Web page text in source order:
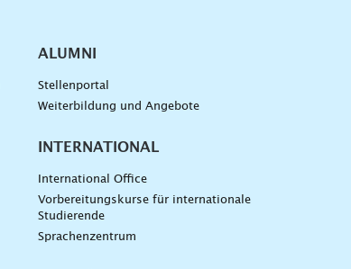
ALUMNI
Stellenportal
Weiterbildung und Angebote
INTERNATIONAL
International Office
Vorbereitungskurse für internationale
Studierende
Sprachenzentrum